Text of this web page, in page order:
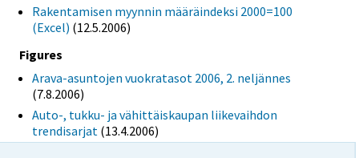
Rakentamisen myynnin määräindeksi 2000=100
(Excel) (12.5.2006)
Figures
Arava-asuntojen vuokratasot 2006, 2. neljännes
(7.8.2006)
Auto-, tukku- ja vähittäiskaupan liikevaihdon
trendisarjat (13.4.2006)